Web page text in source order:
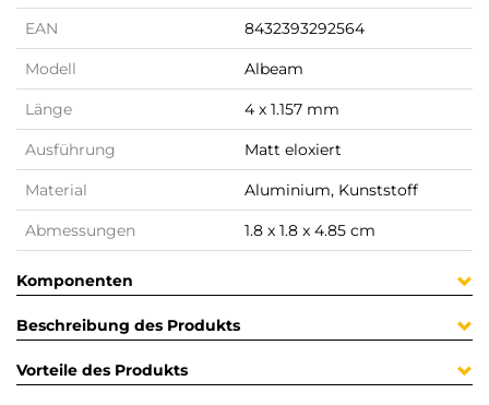
EAN 8432393292564
Modell Albeam
Länge 4 x 1.157 mm
Ausführung Matt eloxiert
Material Aluminium, Kunststoff
Abmessungen 1.8 x 1.8 x 4.85 cm
Komponenten
Beschreibung des Produkts
Vorteile des Produkts